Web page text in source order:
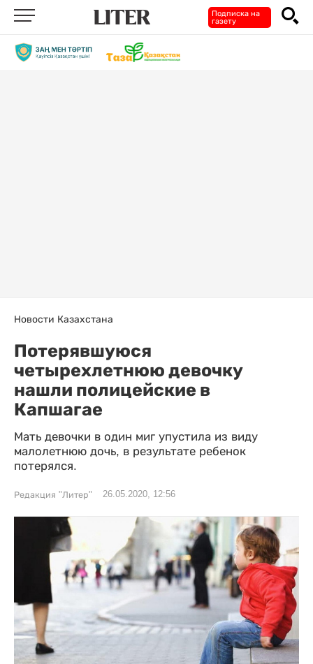
Подписка на
газету
Новости Казахстана
Потерявшуюся
четырехлетнюю девочку
нашли полицейские в
Капшагае
Мать девочки в один миг упустила из виду
малолетнюю дочь, в результате ребенок
потерялся.
Редакция "Литер" 26.05.2020, 12:56